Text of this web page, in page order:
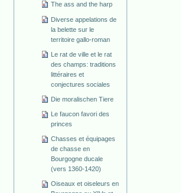
The ass and the harp
Diverse appelations de
la belette sur le
territoire gallo-roman
Le rat de ville et le rat
des champs: traditions
littéraires et
conjectures sociales
Die moralischen Tiere
Le faucon favori des
princes
Chasses et équipages
de chasse en
Bourgogne ducale
(vers 1360-1420)
Oiseaux et oiseleurs en